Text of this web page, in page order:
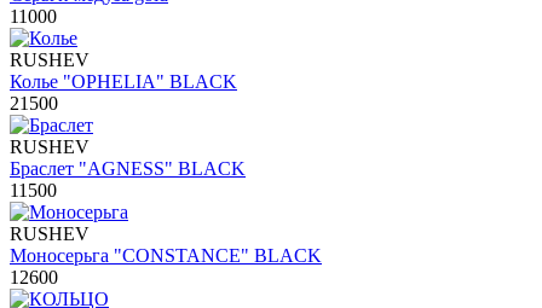
11000
RUSHEV
Колье "OPHELIA" BLACK
21500
RUSHEV
Браслет "AGNESS" BLACK
11500
RUSHEV
Моносерьга "CONSTANCE" BLACK
12600